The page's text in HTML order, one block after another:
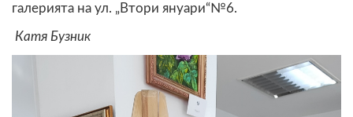
галерията на ул. „Втори януари“№6.
Катя Бузник